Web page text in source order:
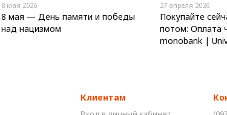
8 мая 2026
8 мая — День памяти и победы
над нацизмом
27 апреля 2026
Покупайте
потом: Оплата
monobank |
Клиентам